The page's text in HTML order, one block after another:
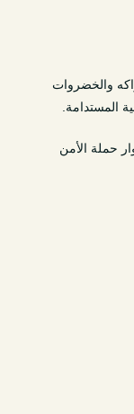
والخضروات
المستدامة.
حملة الأمن